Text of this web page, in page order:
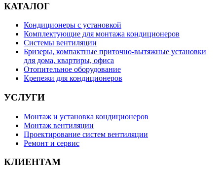
КАТАЛОГ
Кондиционеры с установкой
Комплектующие для монтажа кондиционеров
Системы вентиляции
Бризеры, компактные приточно-вытяжные установки
для дома, квартиры, офиса
Отопительное оборудование
Крепежи для кондиционеров
УСЛУГИ
Монтаж и установка кондиционеров
Монтаж вентиляции
Проектирование систем вентиляции
Ремонт и сервис
КЛИЕНТАМ